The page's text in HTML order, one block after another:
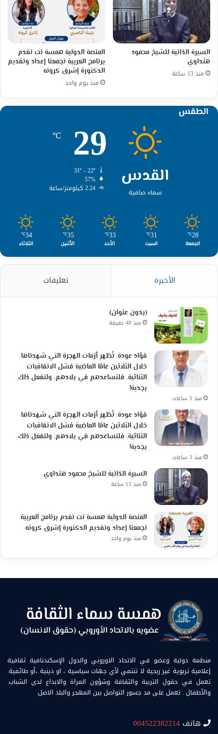
السيرة الذاتية للشيخ محمود
هنداوي
منذ 13 ساعة
المنصة الدولية همسة نت تقدم
برنامج العربية تجمعنا إعداد وتقديم
الدكتورة إشرق كرونه
منذ يوم واحد
الطقس
القدس
سماء صافية
29
℃
57%
2.24 كيلومتر/ساعة
28
℃
الجمعة
31
℃
السبت
33
℃
الأحد
35
℃
الأثنين
34
℃
الثلاثاء
الأخيرة تعليقات
(بدون عنوان)
منذ 48 دقيقة
فؤاد عودة: تُظهر أزمات الهجرة التي شهدناها
خلال الثلاثين عامًا الماضية فشل الاتفاقيات
الثنائية. فلنساعدهم في بلادهم، ولنفعل ذلك
بجدية!
منذ 3 ساعات
فؤاد عودة: تُظهر أزمات الهجرة التي شهدناها
خلال الثلاثين عامًا الماضية فشل الاتفاقيات
الثنائية. فلنساعدهم في بلادهم، ولنفعل ذلك
بجدية!
منذ 3 ساعات
السيرة الذاتية للشيخ محمود هنداوي
منذ 13 ساعة
المنصة الدولية همسة نت تقدم برنامج العربية
تجمعنا إعداد وتقديم الدكتورة إشرق كرونه
منذ يوم واحد
منظمة دولية وعضو في الاتحاد الاوروبي والدول الإسكندنافية ثقافية
إعلامية تربوية غير ربحية لا تنتمي لأي جهات سياسية ، او دينية ،أو طائفية.
تعمل في حقول التربية والثقافة وشؤون المراة والابداع لدى الشباب.
والأطفال . تعمل على مد جسور التواصل بين المهجر والبلد الاصل.
هاتف 004522382214